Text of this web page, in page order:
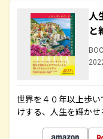
人
と
世界を４０年以上歩
けする、人生を輝か